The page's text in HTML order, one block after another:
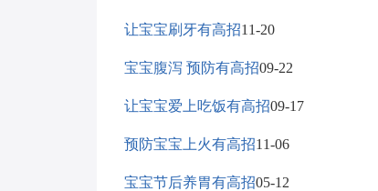
让宝宝刷牙有高招11-20
宝宝腹泻 预防有高招09-22
让宝宝爱上吃饭有高招09-17
预防宝宝上火有高招11-06
宝宝节后养胃有高招05-12